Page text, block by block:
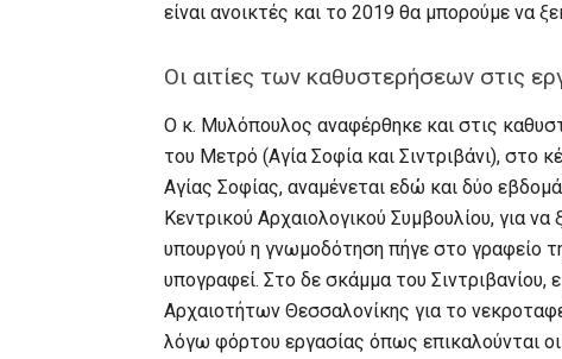
είναι ανοικτές και το 2019 θα μπορούμε να
Οι αιτίες των καθυστερήσεων στις
Ο κ. Μυλόπουλος αναφέρθηκε και στις
του Μετρό (Αγία Σοφία και Σιντριβάνι), στο
Αγίας Σοφίας, αναμένεται εδώ και δύο
Κεντρικού Αρχαιολογικού Συμβουλίου, για
υπουργού η γνωμοδότηση πήγε στο γραφείο
υπογραφεί. Στο δε σκάμμα του Σιντριβανίου,
Αρχαιοτήτων Θεσσαλονίκης για το
λόγω φόρτου εργασίας όπως επικαλούνται οι